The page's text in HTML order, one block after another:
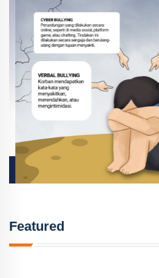
Featured